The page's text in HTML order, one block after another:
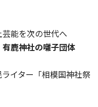
芸能を次の世代へ
鹿神社の囃子団体
イター「相模国神社祭